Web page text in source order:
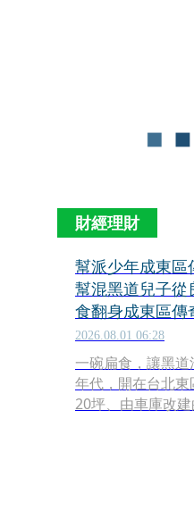
財經理財
幫派少年成東區
幫混黑道兒子
食翻身成東區
2026.08.01 06:28
一碗扁食，讓黑
年代，開在台北
20坪、由車庫改